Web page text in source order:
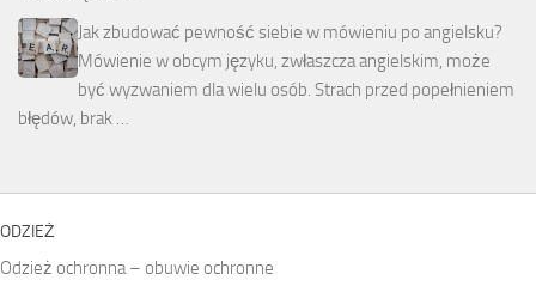
Jak zbudować pewność siebie w mówieniu po angielsku?
Mówienie w obcym języku, zwłaszcza angielskim, może
być wyzwaniem dla wielu osób. Strach przed popełnieniem
błędów, brak …
ODZIEŻ
Odzież ochronna – obuwie ochronne